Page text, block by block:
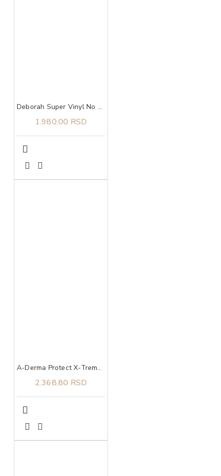
Deborah Super Vinyl No Transfer ruž za usne 06 Winery
1.980,00 RSD
A-Derma Protect X-Treme stik za zaštitu osetljive kože SPF 50+ 8 g
2.368,80 RSD